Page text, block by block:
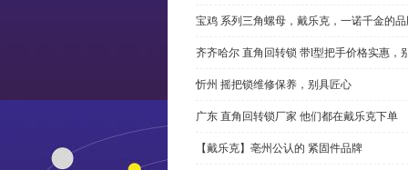
宝鸡 系列三角螺母，戴乐克，一诺千金的
齐齐哈尔 直角回转锁 带l型把手价格实惠，
忻州 摇把锁维修保养，别具匠心
广东 直角回转锁厂家 他们都在戴乐克下单
【戴乐克】亳州公认的 紧固件品牌